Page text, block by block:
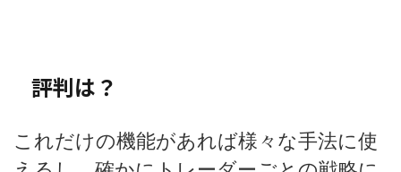
評判は？
これだけの機能があれば様々な手法に使